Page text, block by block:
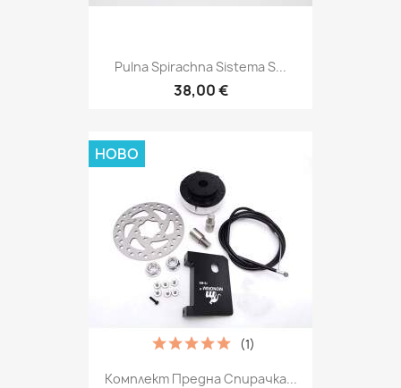
Pulna Spirachna Sistema S...
38,00 €
Комплект Предна Спирачка...
(1)
НОВО